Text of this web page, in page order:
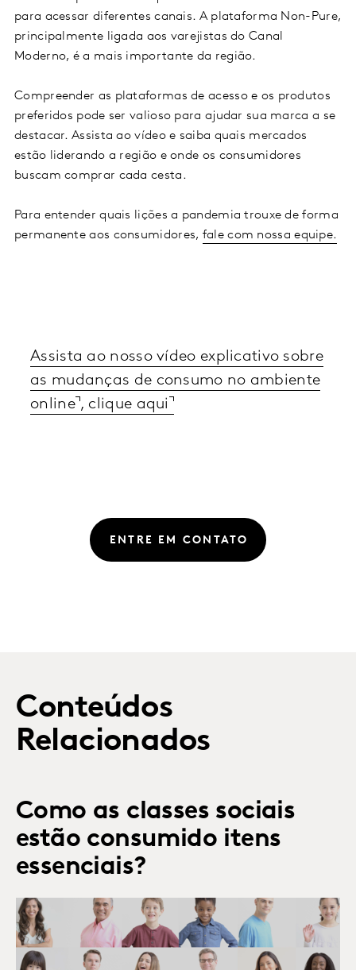
para acessar diferentes canais. A plataforma Non-Pure,
principalmente ligada aos varejistas do Canal
Moderno, é a mais importante da região.
Compreender as plataformas de acesso e os produtos
preferidos pode ser valioso para ajudar sua marca a se
destacar. Assista ao vídeo e saiba quais mercados
estão liderando a região e onde os consumidores
buscam comprar cada cesta.
Para entender quais lições a pandemia trouxe de forma
permanente aos consumidores, fale com nossa equipe.
Assista ao nosso vídeo explicativo sobre
as mudanças de consumo no ambiente
online , clique aqui
ENTRE EM CONTATO
Conteúdos
Relacionados
Como as classes sociais
estão consumido itens
essenciais?